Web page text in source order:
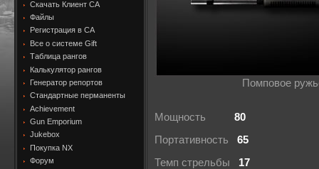
Скачать Клиент CA
Файлы
Регистрация в CA
Все о системе Gift
Таблица рангов
Калькулятор рангов
Генератор репортов
Стандартные перманенты
Achievement
Gun Emporium
Jukebox
Покупка NX
Форум
Помповое
Мощность 80
Портативность 65
Темп стрельбы 17